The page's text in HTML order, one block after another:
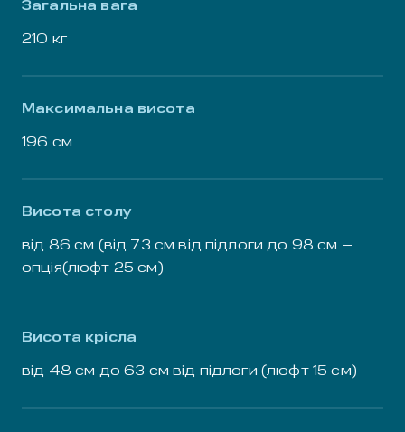
Загальна вага
210 кг
Максимальна висота
196 см
Висота столу
від 86 см (від 73 см від підлоги до 98 см –
опція(люфт 25 см)
Висота крісла
від 48 см до 63 см від підлоги (люфт 15 см)